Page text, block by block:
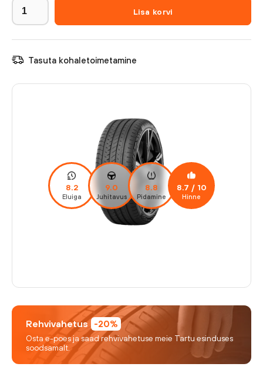
8.2
Eluiga
9.0
Juhitavus
8.8
Pidamine
8.7 / 10
Hinne
Rehvivahetus -20%
Osta e-poes ja saad rehvivahetuse meie Tartu esinduses
soodsamalt.
Lisa korvi
Tasuta kohaletoimetamine